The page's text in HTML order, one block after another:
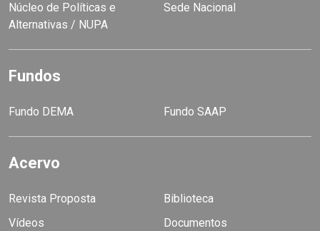
Núcleo de Políticas e
Alternativas / NUPA
Sede Nacional
Fundos
Fundo DEMA Fundo SAAP
Acervo
Revista Proposta
Biblioteca
Vídeos
Documentos